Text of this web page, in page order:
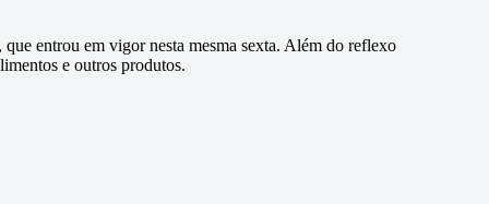
entrou em vigor nesta mesma sexta. Além do reflexo
e outros produtos.